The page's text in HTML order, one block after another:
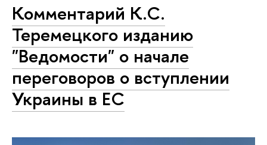
Комментарий К.С.
Теремецкого изданию
"Ведомости" о начале
переговоров о вступлении
Украины в ЕС